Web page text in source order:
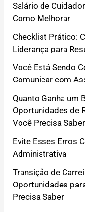
Salário de
Como Melhorar
Checklist Prático:
Liderança para
Você Está Sendo
Comunicar com
Quanto Ganha um
Oportunidades de
Você Precisa Saber
Evite Esses Erros
Administrativa
Transição de
Oportunidades
Precisa Saber